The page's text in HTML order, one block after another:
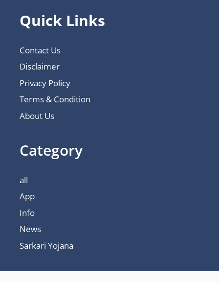
Quick Links
Contact Us
Disclaimer
Privacy Policy
Terms & Condition
About Us
Category
all
App
Info
News
Sarkari Yojana